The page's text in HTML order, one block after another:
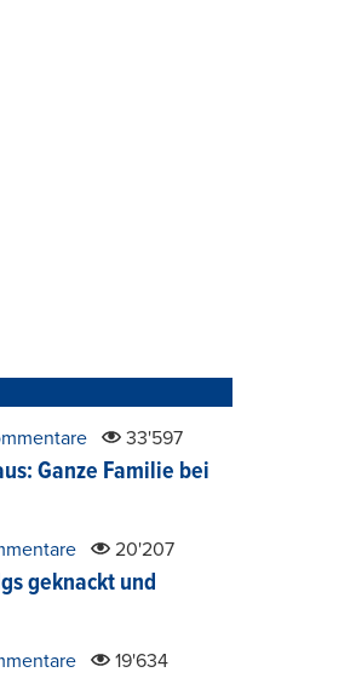
33'597
Ganze Familie bei
20'207
geknackt und
19'634